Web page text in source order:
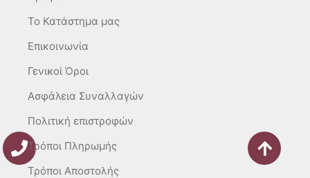
m
-
To Κατάστημα μας
Επικοινωνία
Γενικοί Όροι
Ασφάλεια Συναλλαγών
Πολιτική επιστροφών
Τρόποι Πληρωμής
Τρόποι Αποστολής